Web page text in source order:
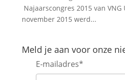
Najaarscongres 2015 van
november 2015 werd...
Meld je aan voor onze
E-mailadres*